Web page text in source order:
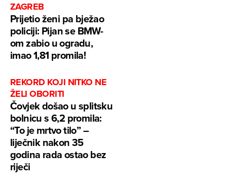
ZAGREB
Prijetio ženi pa bježao
policiji: Pijan se BMW-
om zabio u ogradu,
imao 1,81 promila!
REKORD KOJI NITKO NE
ŽELI OBORITI
Čovjek došao u splitsku
bolnicu s 6,2 promila:
“To je mrtvo tilo” –
liječnik nakon 35
godina rada ostao bez
riječi